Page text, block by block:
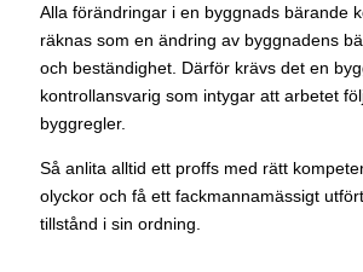
Alla förändringar i en byggnads bärande
räknas som en ändring av byggnadens
och beständighet. Därför krävs det en
kontrollansvarig som intygar att arbetet
byggregler.
Så anlita alltid ett proffs med rätt
olyckor och få ett fackmannamässigt
tillstånd i sin ordning.